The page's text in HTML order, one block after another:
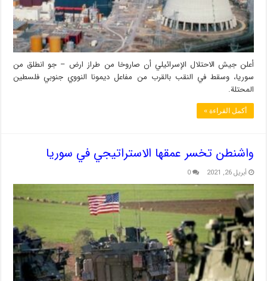
أعلن جيش الاحتلال الإسرائيلي أن صاروخا من طراز ارض – جو انطلق من
سوريا، وسقط في النقب بالقرب من مفاعل ديمونا النووي جنوبي فلسطين
المحتلة.
أكمل القراءة »
واشنطن تخسر عمقها الاستراتيجي في سوريا
أبريل 26, 2021 0